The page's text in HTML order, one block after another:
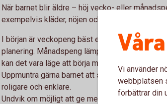
När barnet blir äldre – höj vecko- eller
exempelvis kläder, nöjen och spel.
I början är veckopeng bäst eftersom små barn
planering. Månadspeng lämpar sig bättre för
kan det vara läge att börja med månadspeng.
Uppmuntra gärna barnet att spara en del av
roligare och enklare.
Undvik om möjligt att ge mer pengar när vecko-
Vi använder
webbplatsen
förbättrar din